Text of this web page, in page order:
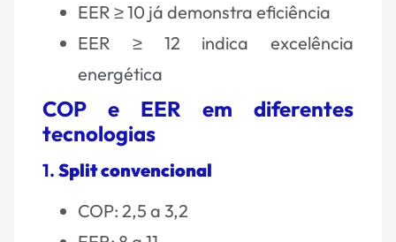
EER ≥ 10 já demonstra eficiência
EER ≥ 12 indica excelência
energética
COP e EER em diferentes
tecnologias
1. Split convencional
COP: 2,5 a 3,2